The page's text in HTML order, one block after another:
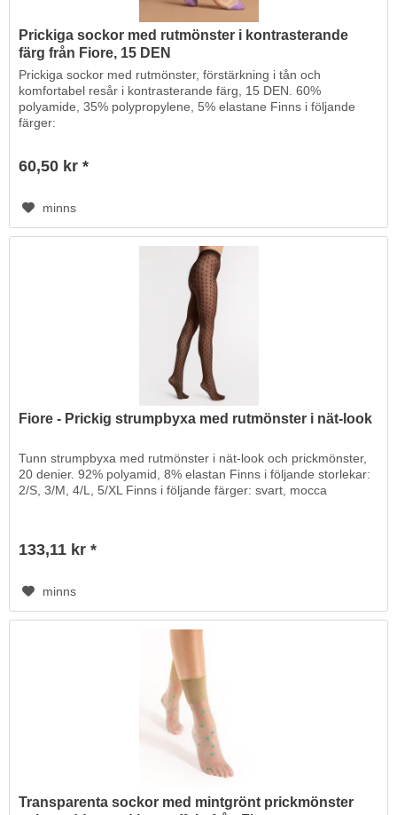
Prickiga sockor med rutmönster i kontrasterande
färg från Fiore, 15 DEN
Prickiga sockor med rutmönster, förstärkning i tån och
komfortabel resår i kontrasterande färg, 15 DEN. 60%
polyamide, 35% polypropylene, 5% elastane Finns i följande
färger:
60,50 kr *
minns
Fiore - Prickig strumpbyxa med rutmönster i nät-look
Tunn strumpbyxa med rutmönster i nät-look och prickmönster,
20 denier. 92% polyamid, 8% elastan Finns i följande storlekar:
2/S, 3/M, 4/L, 5/XL Finns i följande färger: svart, mocca
133,11 kr *
minns
Transparenta sockor med mintgrönt prickmönster